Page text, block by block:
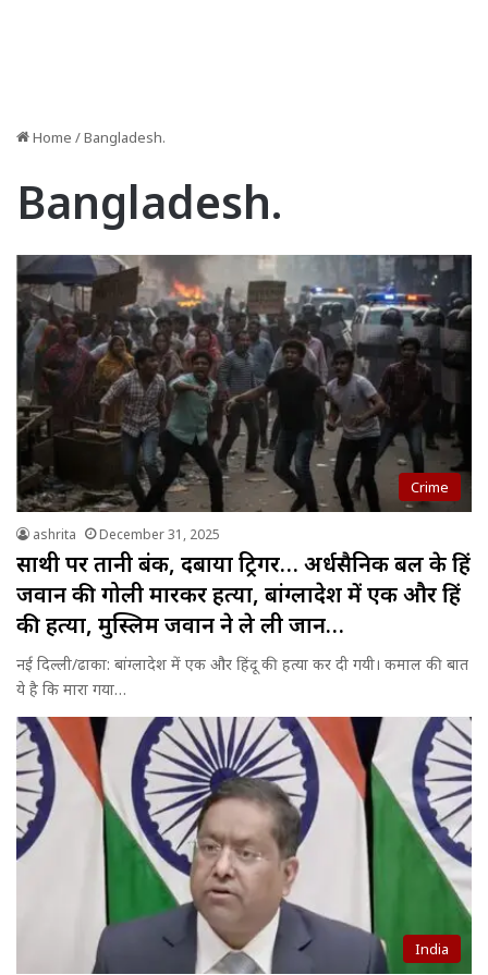
Home /Bangladesh.
Bangladesh.
Crime
ashrita December 31, 2025
साथी पर तानी बंदूक, दबाया ट्रिगर… अर्धसैनिक बल के हिंदू
जवान की गोली मारकर हत्या, बांग्लादेश में एक और हिंदू
की हत्या, मुस्लिम जवान ने ले ली जान…
नई दिल्ली/ढाका: बांग्लादेश में एक और हिंदू की हत्या कर दी गयी। कमाल की बात
ये है कि मारा गया…
India